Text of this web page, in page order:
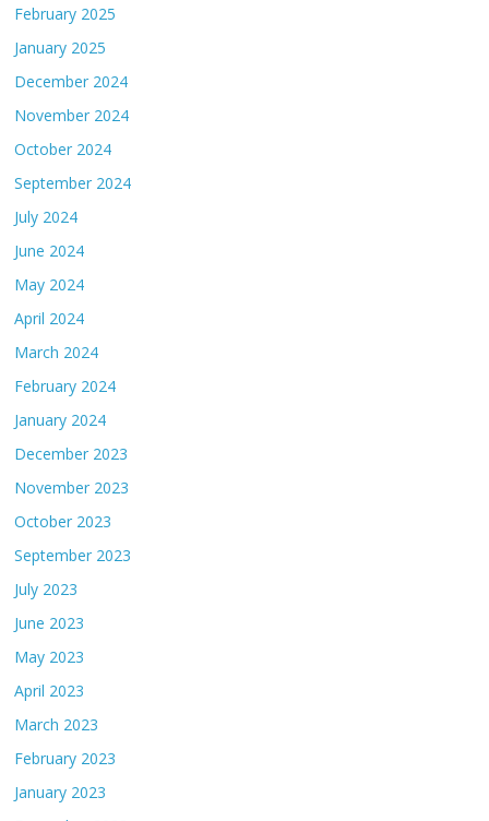
February 2025
January 2025
December 2024
November 2024
October 2024
September 2024
July 2024
June 2024
May 2024
April 2024
March 2024
February 2024
January 2024
December 2023
November 2023
October 2023
September 2023
July 2023
June 2023
May 2023
April 2023
March 2023
February 2023
January 2023